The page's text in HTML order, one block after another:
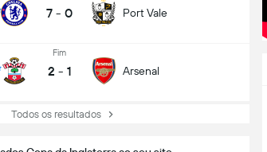
7 - 0 Port Vale
Fim
2 - 1 Arsenal
Todos os resultados